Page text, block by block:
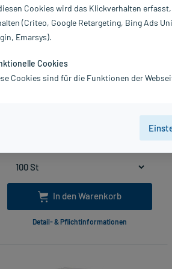
In den Warenkorb
Detail- & Pflichtinformationen
Cookies wird das Klickverhalten
(Criteo, Google Retargeting, Bing Ads
Emarsys).
Cookies
Cookies sind für die Funktionen der